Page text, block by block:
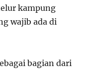
kampung
wajib ada di
bagian dari